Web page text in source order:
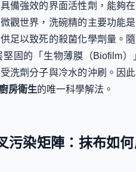
備強效的界面活性劑，能夠
觀世界，洗碗精的主要功能
足以致死的殺菌化學劑量。
固的「生物薄膜（Biofilm
洗劑分子與冷水的沖刷。因
廚房衛生的唯一科學解法。
污染矩陣：抹布如